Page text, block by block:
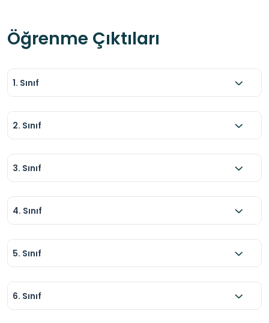
Öğrenme Çıktıları
1. Sınıf
2. Sınıf
3. Sınıf
4. Sınıf
5. Sınıf
6. Sınıf